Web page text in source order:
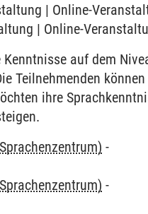
| Online-
| Online-
auf dem
Teilnehmenden
ihre
-
-